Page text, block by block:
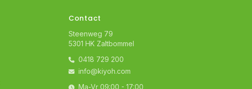
Contact
Steenweg 79
5301 HK Zaltbommel
0418 729 200
info@kiyoh.com
Ma-Vr 09:00 - 17:00